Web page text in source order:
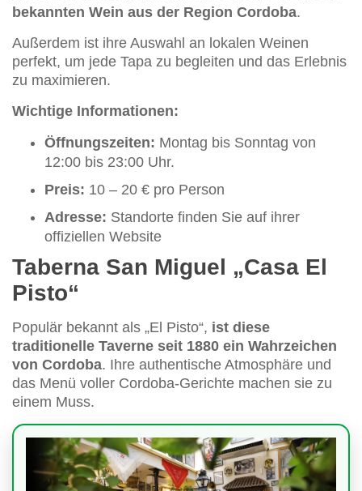
bekannten Wein aus der Region Cordoba.
Außerdem ist ihre Auswahl an lokalen Weinen
perfekt, um jede Tapa zu begleiten und das Erlebnis
zu maximieren.
Wichtige Informationen:
Öffnungszeiten: Montag bis Sonntag von
12:00 bis 23:00 Uhr.
Preis: 10 – 20 € pro Person
Adresse: Standorte finden Sie auf ihrer
offiziellen Website
Taberna San Miguel „Casa El
Pisto“
Populär bekannt als „El Pisto“, ist diese
traditionelle Taverne seit 1880 ein Wahrzeichen
von Cordoba. Ihre authentische Atmosphäre und
das Menü voller Cordoba-Gerichte machen sie zu
einem Muss.